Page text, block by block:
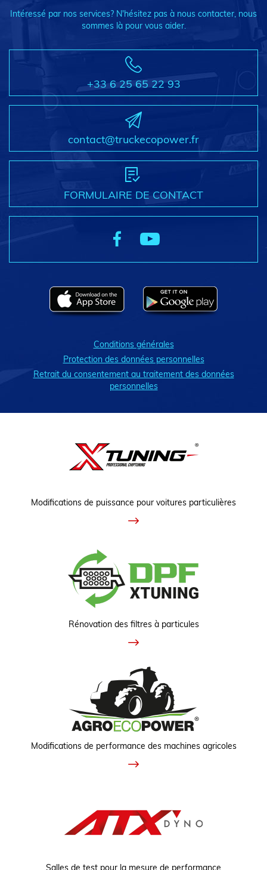
Intéressé par nos services? N'hésitez pas à nous contacter, nous
sommes là pour vous aider.
+33 6 25 65 22 93
contact@truckecopower.fr
FORMULAIRE DE CONTACT
Conditions générales
Protection des données personnelles
Retrait du consentement au traitement des données
personnelles
Modifications de puissance pour voitures particulières
Rénovation des filtres à particules
Modifications de performance des machines agricoles
Salles de test pour la mesure de performance